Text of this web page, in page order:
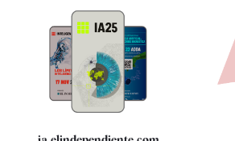
Quiénes somos
Especificaciones